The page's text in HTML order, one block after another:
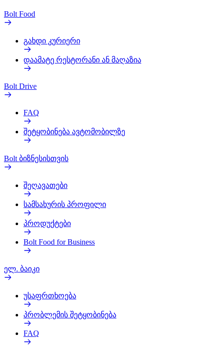
Bolt Food
გახდი კურიერი
დაამატე რესტორანი ან მაღაზია
Bolt Drive
FAQ
შეტყობინება ავტომობილზე
Bolt ბიზნესისთვის
შეღავათები
სამსახურის პროფილი
პროდუქტები
Bolt Food for Business
ელ. ბაიკი
უსაფრთხოება
პრობლემის შეტყობინება
FAQ